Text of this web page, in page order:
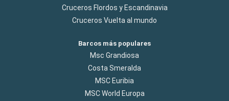
Cruceros Flordos y Escandinavia
Cruceros Vuelta al mundo
Barcos más populares
Msc Grandiosa
Costa Smeralda
MSC Euribia
MSC World Europa